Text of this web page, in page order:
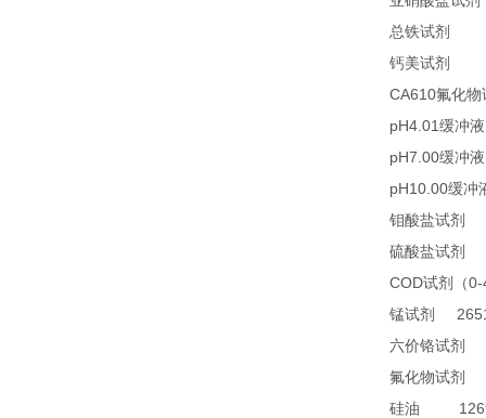
总铁试剂
钙美试剂
CA610氟化物
pH4.01 缓冲液
pH7.00缓冲液
pH10.00缓冲
钼酸盐试剂
硫酸盐试剂
COD试剂（
锰试剂
六价铬试剂
氟化物试剂
硅油